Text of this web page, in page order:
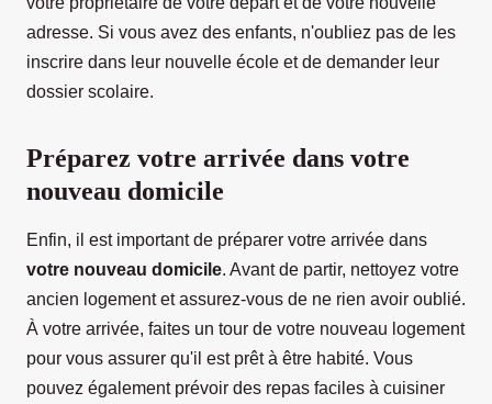
adresse. Si vous avez des enfants, n'oubliez pas de les
inscrire dans leur nouvelle école et de demander leur
dossier scolaire.
Préparez votre arrivée dans votre
nouveau domicile
Enfin, il est important de préparer votre arrivée dans
votre nouveau domicile. Avant de partir, nettoyez votre
ancien logement et assurez-vous de ne rien avoir oublié.
À votre arrivée, faites un tour de votre nouveau logement
pour vous assurer qu'il est prêt à être habité. Vous
pouvez également prévoir des repas faciles à cuisiner